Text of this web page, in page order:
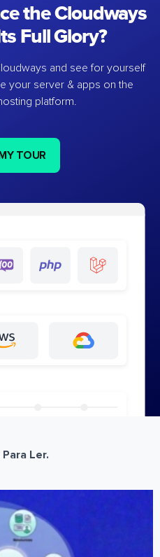
the Cloudways
Full Glory?
and see for yourself
your server & apps on the
platform.
TOUR
Para Ler.